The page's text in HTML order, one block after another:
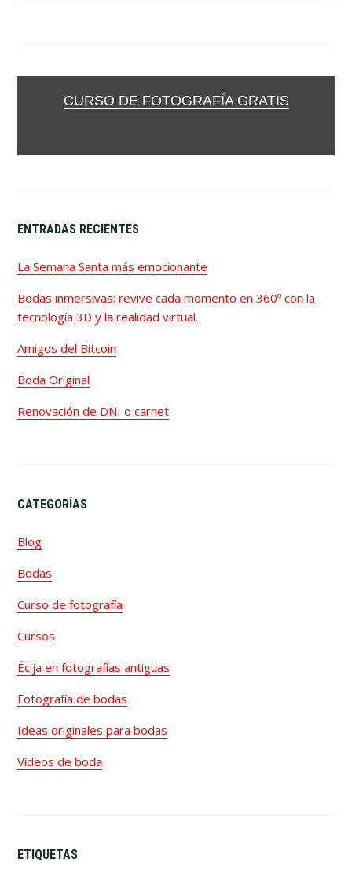
CURSO DE FOTOGRAFÍA GRATIS
ENTRADAS RECIENTES
La Semana Santa más emocionante
Bodas inmersivas: revive cada momento en 360º con la
tecnología 3D y la realidad virtual.
Amigos del Bitcoin
Boda Original
Renovación de DNI o carnet
CATEGORÍAS
Blog
Bodas
Curso de fotografía
Cursos
Écija en fotografías antiguas
Fotografía de bodas
Ideas originales para bodas
Vídeos de boda
ETIQUETAS